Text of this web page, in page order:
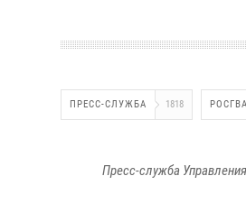
ПРЕСС-СЛУЖБА 1818
Пресс-служба